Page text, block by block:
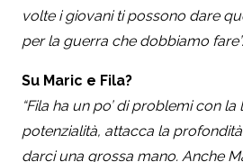
volte i giovani ti possono dare
per la guerra che dobbiamo fare”.
Su Maric e Fila?
“Fila ha un po’ di problemi con
potenzialità, attacca la
darci una grossa mano. Anche